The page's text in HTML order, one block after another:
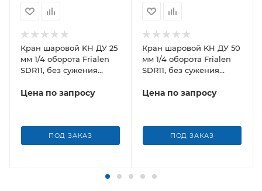
Кран шаровой KH ДУ 25
мм 1/4 оборота Frialen
SDR11, без сужения
Цена по запросу
ПОД ЗАКАЗ
Кран шаровой KH ДУ 50
мм 1/4 оборота Frialen
SDR11, без сужения
Цена по запросу
ПОД ЗАКАЗ